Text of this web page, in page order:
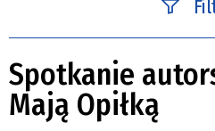
Kategoria
Spotkanie
Mają Opiłką